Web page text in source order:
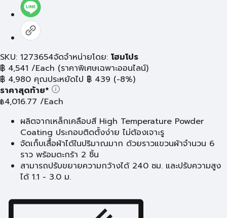
SKU: 1273654จัดจำหน่ายโดย: โฮมโปร
฿ 4,541 /Each (ราคาพิเศษเฉพาะออนไลน์)
฿ 4,980 คุณประหยัดไป ฿ 439 (-8%)
ราคาสุดท้าย*
฿4,016.77 /Each
ผลิตจากเหล็กเคลือบสี High Temperature Powder
Coating ประกอบติดตั้งง่าย ไม่ต้องเจาะรู
จัดเก็บเสื้อผ้าได้ในปริมาณมาก ด้วยราวแขวนผ้าจำนวน 6
ราว พร้อมตะกร้า 2 ชิ้น
สามารถปรับขยายความกว้างได้ 240 ซม. และปรับความสูง
ได้ 1.1 - 3.0 ม.